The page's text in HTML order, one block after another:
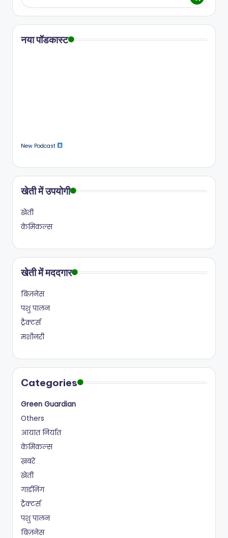
नया पॉडकास्ट
New Podcast
खेती में उपयोगी
खेती
केमिकल्स
खेती में मददगार
बिज़नेस
पशु पालन
ट्रैक्टर्स
मशीनरी
Categories
Green Guardian
Others
आयात निर्यात
केमिकल्स
ख़बरें
खेती
गार्डनिंग
ट्रैक्टर्स
पशु पालन
बिज़नेस